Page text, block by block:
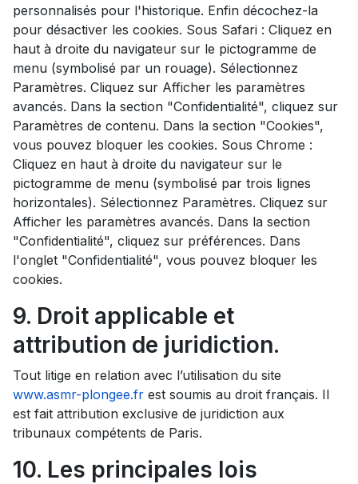
personnalisés pour l'historique. Enfin décochez-la
pour désactiver les cookies. Sous Safari : Cliquez en
haut à droite du navigateur sur le pictogramme de
menu (symbolisé par un rouage). Sélectionnez
Paramètres. Cliquez sur Afficher les paramètres
avancés. Dans la section "Confidentialité", cliquez sur
Paramètres de contenu. Dans la section "Cookies",
vous pouvez bloquer les cookies. Sous Chrome :
Cliquez en haut à droite du navigateur sur le
pictogramme de menu (symbolisé par trois lignes
horizontales). Sélectionnez Paramètres. Cliquez sur
Afficher les paramètres avancés. Dans la section
"Confidentialité", cliquez sur préférences. Dans
l'onglet "Confidentialité", vous pouvez bloquer les
cookies.
9. Droit applicable et
attribution de juridiction.
Tout litige en relation avec l’utilisation du site
www.asmr-plongee.fr est soumis au droit français. Il
est fait attribution exclusive de juridiction aux
tribunaux compétents de Paris.
10. Les principales lois